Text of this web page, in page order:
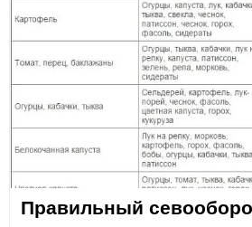
Правильный